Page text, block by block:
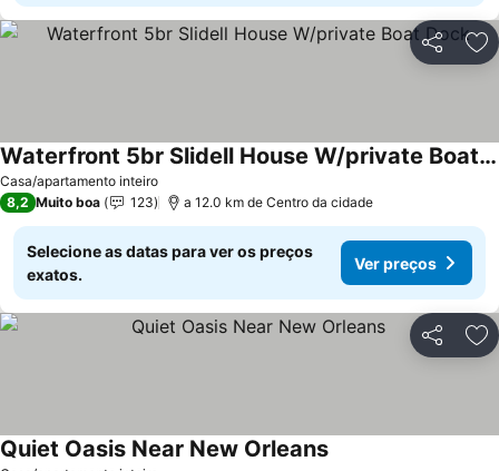
Partilhar
Casa/apartamento inteiro
Waterfront 5br Slidell House W/private Boat Dock
Ver preços
8,2 Muito boa 123 a 12.0 km de Centro da cidade
Selecione as datas para ver os preços
exatos.
Ver preços
Partilhar
Quiet Oasis Near New OrleansVer preços